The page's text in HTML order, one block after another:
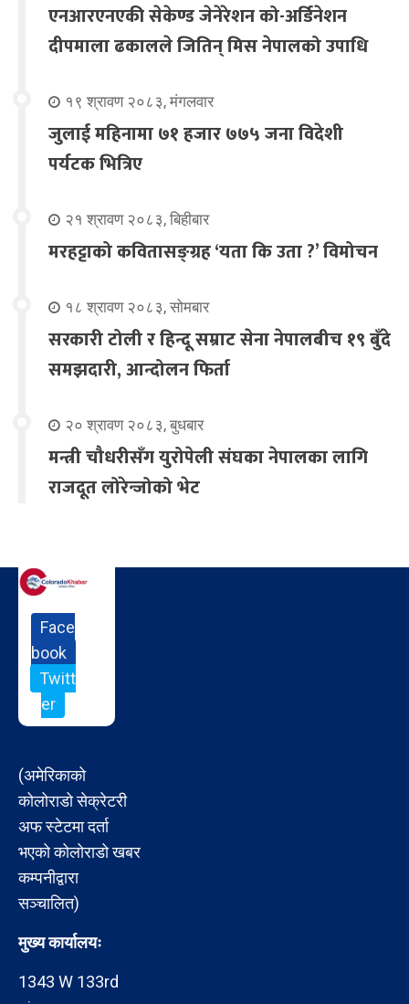
एनआरएनएकी सेकेण्ड जेनेरेशन को-अर्डिनेशन
दीपमाला ढकालले जितिन् मिस नेपालको उपाधि
१९ श्रावण २०८३, मंगलवार
जुलाई महिनामा ७१ हजार ७७५ जना विदेशी
पर्यटक भित्रिए
२१ श्रावण २०८३, बिहीबार
मरहट्टाको कवितासङ्ग्रह ‘यता कि उता ?’ विमोचन
१८ श्रावण २०८३, सोमबार
सरकारी टोली र हिन्दू सम्राट सेना नेपालबीच १९ बुँदे
समझदारी, आन्दोलन फिर्ता
२० श्रावण २०८३, बुधबार
मन्त्री चौधरीसँग युरोपेली संघका नेपालका लागि
राजदूत लोरेन्जोको भेट
Face
book
Twitt
er
(अमेरिकाको
कोलोराडो सेक्रेटरी
अफ स्टेटमा दर्ता
भएको कोलोराडो खबर
कम्पनीद्वारा
सञ्चालित)
मुख्य कार्यालयः
1343 W 133rd